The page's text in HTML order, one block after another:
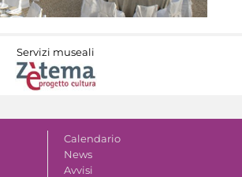
Servizi museali
Calendario
News
Avvisi